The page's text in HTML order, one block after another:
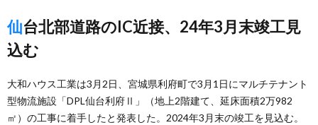
仙台北部道路のIC近接、24年3月末竣工見
込む
大和ハウス工業は3月2日、宮城県利府町で3月1日にマルチテナント
型物流施設「DPL仙台利府Ⅱ」（地上2階建て、延床面積2万982
㎡）の工事に着手したと発表した。2024年3月末の竣工を見込む。